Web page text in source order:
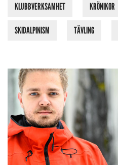
KLUBBVERKSAMHET KRÖNIKOR
SKIDALPINISM TÄVLING